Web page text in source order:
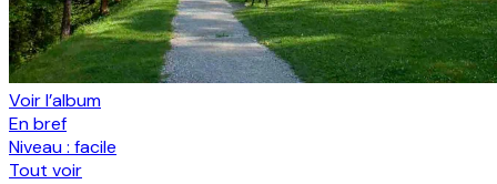
Voir l’album
En bref
Niveau : facile
Tout voir